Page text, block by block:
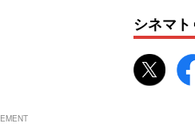
シネマ